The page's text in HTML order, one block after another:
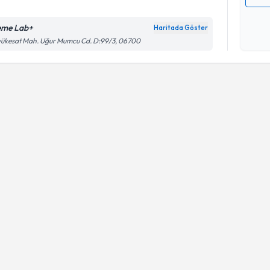
Lab+ Haritada Göster
Mah. Uğur Mumcu Cd. D:99/3, 06700